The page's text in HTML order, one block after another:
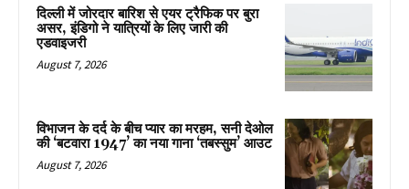
दिल्ली में जोरदार बारिश से एयर ट्रैफिक पर बुरा
असर, इंडिगो ने यात्रियों के लिए जारी की
एडवाइजरी
August 7, 2026
विभाजन के दर्द के बीच प्यार का मरहम, सनी देओल
की ‘बटवारा 1947’ का नया गाना ‘तबस्सुम’ आउट
August 7, 2026